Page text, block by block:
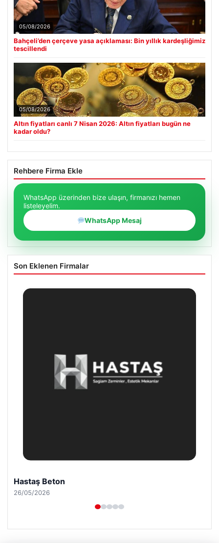
05/08/2026
Bahçeli’den çerçeve yasa açıklaması: Bin yıllık kardeşliğimiz
tescillendi
05/08/2026
Altın fiyatları canlı 7 Nisan 2026: Altın fiyatları bugün ne
kadar oldu?
Rehbere Firma Ekle
WhatsApp üzerinden bize ulaşın, firmanızı hemen
listeleyelim.
WhatsApp Mesaj
Son Eklenen Firmalar
Enes Kaplan Avukatlık Bürosu
28/04/2026